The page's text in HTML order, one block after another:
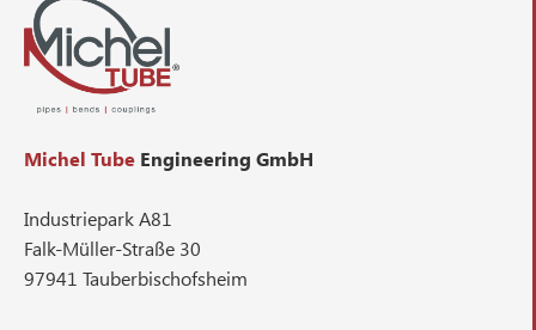
Michel Tube Engineering GmbH
Industriepark A81
Falk-Müller-Straße 30
97941 Tauberbischofsheim